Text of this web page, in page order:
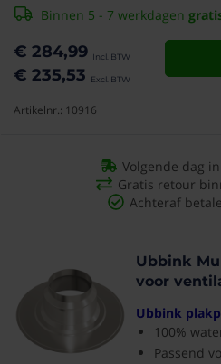
€ 284,99
€ 235,53
Binnen 5 - 7 werkdagen
Artikelnr.: 10916
Ubbink
voor
Ubbink
100%
Passend
Volgende dag
Gratis retour
Achteraf